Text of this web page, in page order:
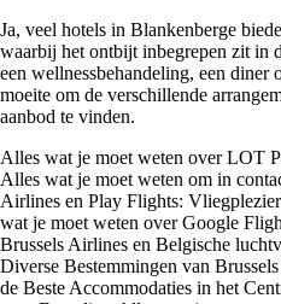
Ja, veel hotels in Blankenberge
waarbij het ontbijt inbegrepen zit in
een wellnessbehandeling, een diner
moeite om de verschillende
aanbod te vinden.
Alles wat je moet weten over LOT
Alles wat je moet weten om in
Airlines en Play Flights:
wat je moet weten over Google
Brussels Airlines en Belgische
Diverse Bestemmingen van
de Beste Accommodaties in het